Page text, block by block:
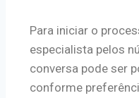
Para iniciar o
especialista pelos
conversa pode ser
conforme